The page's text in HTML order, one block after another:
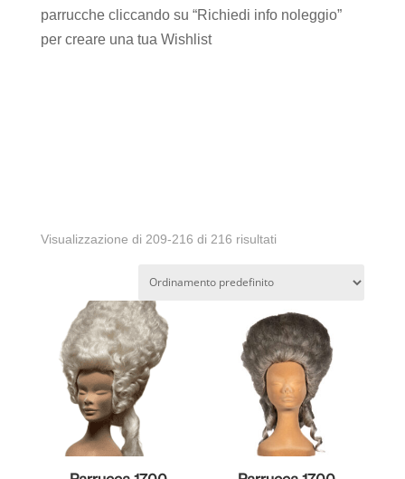
parrucche cliccando su “Richiedi info noleggio”
per creare una tua Wishlist
Visualizzazione di 209-216 di 216 risultati